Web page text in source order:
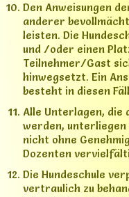
Den Anweisungen
anderer
leisten. Die
und /oder einen
Teilnehmer/Gast
hinwegsetzt. Ein
besteht in diesen
Alle Unterlagen, die
werden,
nicht ohne
Dozenten
Die Hundeschule
vertraulich zu